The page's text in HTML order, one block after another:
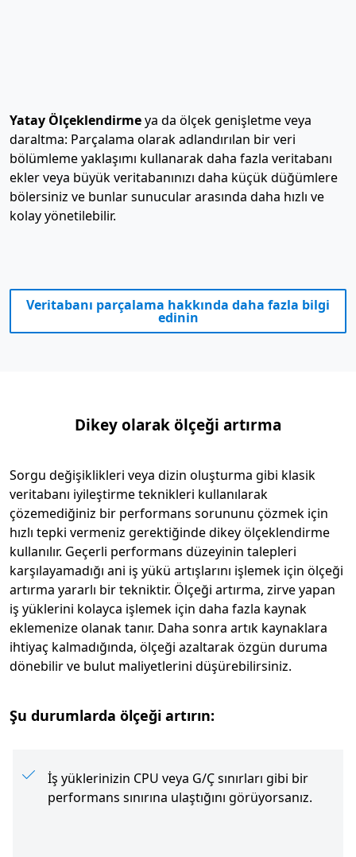
Yatay Ölçeklendirmeya da ölçek genişletme veya
daraltma: Parçalama olarak adlandırılan bir veri
bölümleme yaklaşımı kullanarak daha fazla veritabanı
ekler veya büyük veritabanınızı daha küçük düğümlere
bölersiniz ve bunlar sunucular arasında daha hızlı ve
kolay yönetilebilir.
Veritabanı parçalama hakkında daha fazla bilgi
edinin
Dikey olarak ölçeği artırma
Sorgu değişiklikleri veya dizin oluşturma gibi klasik
veritabanı iyileştirme teknikleri kullanılarak
çözemediğiniz bir performans sorununu çözmek için
hızlı tepki vermeniz gerektiğinde dikey ölçeklendirme
kullanılır. Geçerli performans düzeyinin talepleri
karşılayamadığı ani iş yükü artışlarını işlemek için ölçeği
artırma yararlı bir tekniktir. Ölçeği artırma, zirve yapan
iş yüklerini kolayca işlemek için daha fazla kaynak
eklemenize olanak tanır. Daha sonra artık kaynaklara
ihtiyaç kalmadığında, ölçeği azaltarak özgün duruma
dönebilir ve bulut maliyetlerini düşürebilirsiniz.
Şu durumlarda ölçeği artırın:
İş yüklerinizin CPU veya G/Ç sınırları gibi bir
performans sınırına ulaştığını görüyorsanız.